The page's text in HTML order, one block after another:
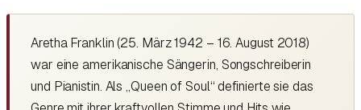
Aretha Franklin (25. März 1942 – 16. August 2018)
war eine amerikanische Sängerin, Songschreiberin
und Pianistin. Als „Queen of Soul“ definierte sie das